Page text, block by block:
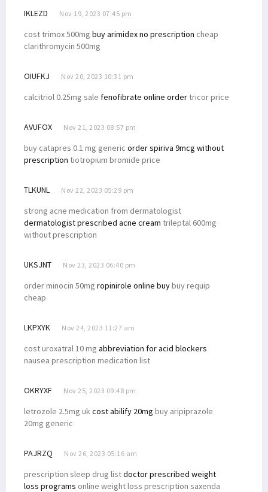
IKLEZD Nov 19, 2023 07:45 pm
cost trimox 500mg buy arimidex no prescription cheap
clarithromycin 500mg
OIUFKJ Nov 20, 2023 10:31 pm
calcitriol 0.25mg sale fenofibrate online ordertricor price
AVUFOX Nov 21, 2023 08:57 pm
buy catapres 0.1 mg generic order spiriva 9mcg without
prescription tiotropium bromide price
TLKUNL Nov 22, 2023 05:29 pm
strong acne medication from dermatologist
dermatologist prescribed acne cream trileptal 600mg
without prescription
UKSJNT Nov 23, 2023 06:40 pm
order minocin 50mg ropinirole online buybuy requip
cheap
LKPXYK Nov 24, 2023 11:27 am
cost uroxatral 10 mg abbreviation for acid blockers
nausea prescription medication list
OKRYXF Nov 25, 2023 09:48 pm
letrozole 2.5mg ukcost abilify 20mg buy aripiprazole
20mg generic
PAJRZQ Nov 26, 2023 05:16 am
prescription sleep drug listdoctor prescribed weight
loss programs online weight loss prescription saxenda